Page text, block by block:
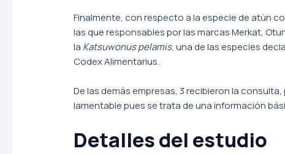
Finalmente, con respecto a la especie de atún
las que responsables por las marcas Merkat,
la Katsuwonus pelamis, una de las especies
Codex Alimentarius.
De las demás empresas, 3 recibieron la
lamentable pues se trata de una información
Detalles del estudio